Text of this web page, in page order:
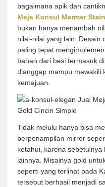
bagaimana apik dan
Meja Konsul Marmer
bukan hanya menambah
nilai-nilai yang lain. Desain
paling tepat
bahan dari besi termasuk
dianggap mampu mewakili
kemajuan.
Tidak melulu hanya bisa
berpenampilan mirror
ketahui, karena
lainnya. Misalnya gold
seperti yang terlihat pada
tersebut berhasil menjadi